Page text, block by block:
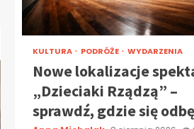
KULTURA PODRÓŻE WYDARZENIA
Nowe lokalizacje
„Dzieciaki Rządzą” –
sprawdź, gdzie się